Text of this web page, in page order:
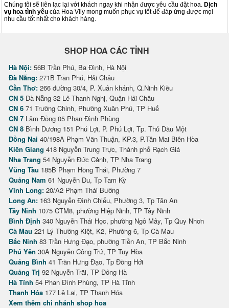
Chúng tôi sẽ liên lạc lại với khách ngay khi nhận được yêu cầu đặt hoa. Dịch
vụ hoa tình yêu của Hoa Vily mong muốn phục vụ tốt để đáp ứng được mọi
nhu cầu tốt nhất cho khách hàng.
SHOP HOA CÁC TỈNH
Hà Nội: 56B Trần Phú, Ba Đình, Hà Nội
Đà Nẵng: 271B Trần Phú, Hải Châu
Cần Thơ: 266 đường 30/4, P. Xuân khánh, Q.Ninh Kiều
CN 5 Đà Nẵng 32 Lê Thanh Nghị, Quận Hải Châu
CN 6 71 Trường Chinh, Phường Xuân Phú, TP Huế
CN 7 Lâm Đồng 05 Phan Đình Phùng
CN 8 Bình Dương 151 Phú Lợi, P. Phú Lợi, Tp. Thủ Dầu Một
Đồng Nai 40/198A Phạm Văn Thuận, KP.3, P.Tân Mai Biên Hòa
Kiên Giang 418 Nguyễn Trung Trực, Thành phố Rạch Giá
Nha Trang 54 Nguyễn Đức Cảnh, TP Nha Trang
Vũng Tàu 185B Phạm Hồng Thái, Phường 7
Quảng Nam 61 Nguyễn Du, Tp Tam Kỳ
Vĩnh Long: 20/A2 Phạm Thái Bường
Long An: 163 Nguyễn Đình Chiểu, Phường 3, Tp Tân An
Tây Ninh 1075 CTM8, phường Hiệp Ninh, TP Tây Ninh
Bình Định 340 Nguyễn Thái Học, phường Ngô Mây, Tp Quy Nhơn
Cà Mau 221 Lý Thường Kiệt, K2, Phường 6, Tp Cà Mau
Bắc Ninh 83 Trần Hưng Đạo, phường Tiền An, TP Bắc Ninh
Phú Yên 30A Nguyễn Công Trứ, TP Tuy Hòa
Quảng Bình 41 Trần Hưng Đạo, Tp Đồng Hới
Quảng Trị 92 Nguyễn Trãi, TP Đông Hà
Hà Tĩnh 54 Phan Đình Phùng, TP Hà Tĩnh
Thanh Hóa 177 Lê Lai, TP Thanh Hóa
Xem thêm chi nhánh shop hoa